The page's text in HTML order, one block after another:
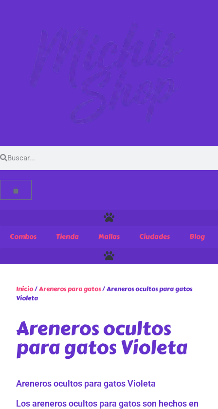
Combos Tienda Mallas Ciudades Blog
Inicio/Areneros para gatos/ Areneros ocultos para gatos
Violeta
Areneros ocultos
para gatos Violeta
Areneros ocultos para gatos Violeta
Los areneros ocultos para gatos son hechos en